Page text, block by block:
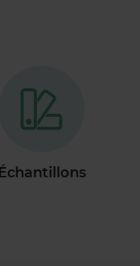
Échantillons